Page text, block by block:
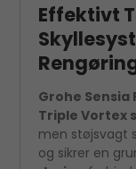
Effektivt
Grohe Sensia
Triple Vortex
men støjsvagt
og sikrer en